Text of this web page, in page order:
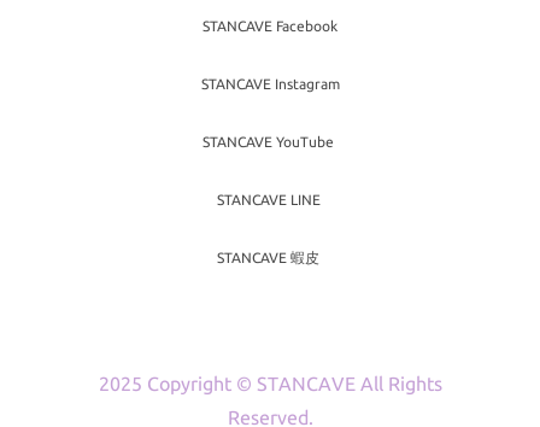
STANCAVE Facebook
STANCAVE Instagram
STANCAVE YouTube
STANCAVE LINE
STANCAVE 蝦皮
2025 Copyright © STANCAVE All Rights
Reserved.